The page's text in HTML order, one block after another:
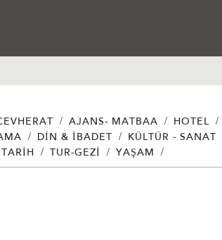
/ AJANS- MATBAA / HOTEL /
/ DIN & İBADET / KÜLTÜR - SANAT
TARIH / TUR-GEZI / YAŞAM /